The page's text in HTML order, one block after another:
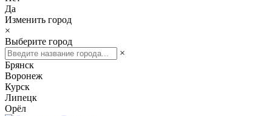
Да
Изменить город
×
Выберите город
×
Брянск
Воронеж
Курск
Липецк
Орёл